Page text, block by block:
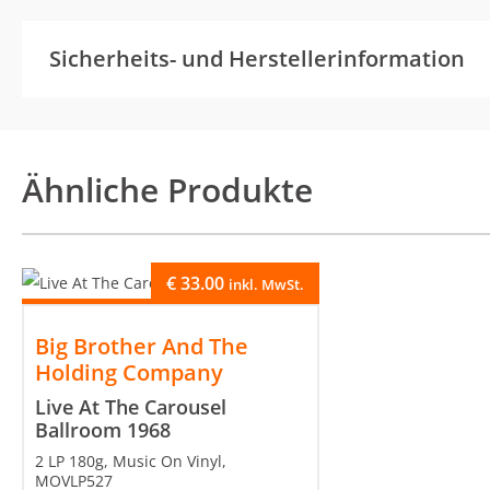
Sicherheits- und Herstellerinformation
Ähnliche Produkte
Big Brother And The
Holding Company
Live At The Carousel
Ballroom 1968
€33.00 inkl. MwSt.
2 LP 180g, Music On Vinyl,
MOVLP527